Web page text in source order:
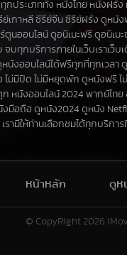
กประเภททั้ง หนังไทย หนังฝรั่ง
เกาหลี ซีรีย์จีน ซีรีย์ฝรั่ง ดูหนั
นออนไลน์ ดูอนิเมะฟรี ดูอนิเมะ
จบทุกบริการภายในเว็บเราเว็
นังออนไลน์ได้ฟรีทุกที่ทุกเวลา
ไม่มีปิด ไม่มีหยุดพัก ดูหนังฟรี ไ
หนังออนไลน์ 2024 พากย์ไทย
งมือถือ ดูหนัง2024 ดูหนัง
รามีให้ท่านเลือกชมได้ทุกบริกา
หน้าหลัก ดูห
© CopyRight 2026